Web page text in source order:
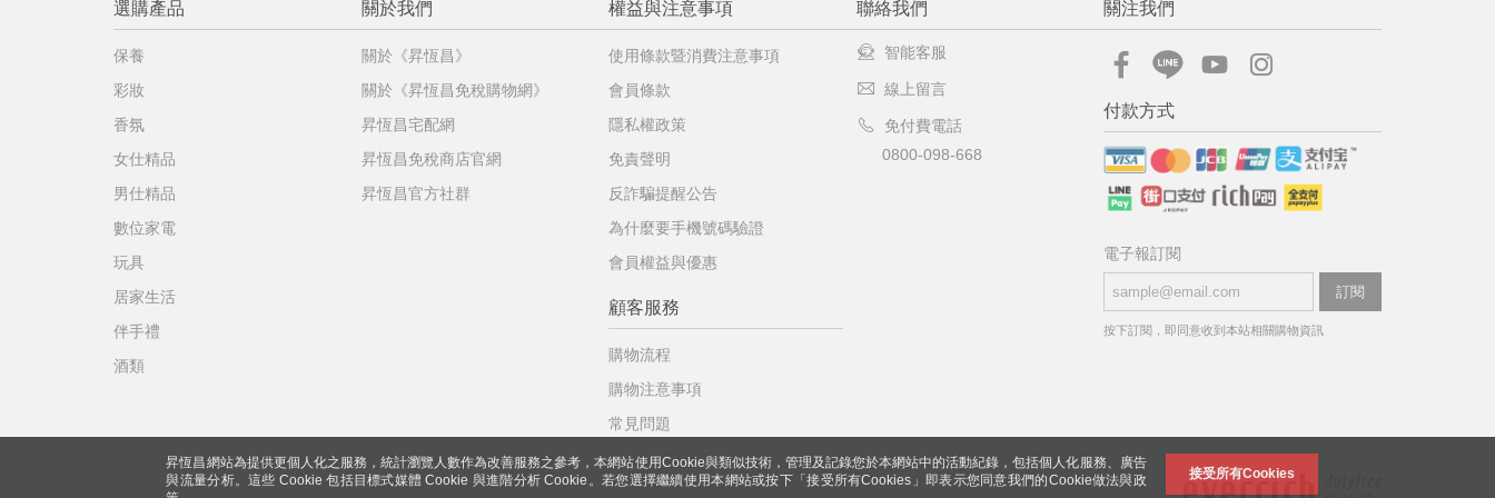
昇恆昌網站為提供更個人化之服務，統計瀏覽人數作為改善服務之參考，本網站使用Cookie與類似技術，管理及記錄您於本網站中的活動紀錄，包括個人化服務、廣告
與流量分析。這些 Cookie 包括目標式媒體 Cookie 與進階分析 Cookie。若您選擇繼續使用本網站或按下「接受所有Cookies」即表示您同意我們的Cookie做法與政
接受所有Cookies
選購產品
保養
彩妝
香氛
女仕精品
男仕精品
數位家電
玩具
居家生活
伴手禮
酒類
關於我們
關於《昇恆昌》
關於《昇恆昌免稅購物網》
昇恆昌宅配網
昇恆昌免稅商店官網
昇恆昌官方社群
權益與注意事項
使用條款暨消費注意事項
會員條款
隱私權政策
免責聲明
反詐騙提醒公告
為什麼要手機號碼驗證
會員權益與優惠
顧客服務
購物流程
購物注意事項
常見問題
聯絡我們
智能客服
線上留言
免付費電話
0800-098-668
關注我們
付款方式
電子報訂閱
訂閱
按下訂閱，即同意收到本站相關購物資訊